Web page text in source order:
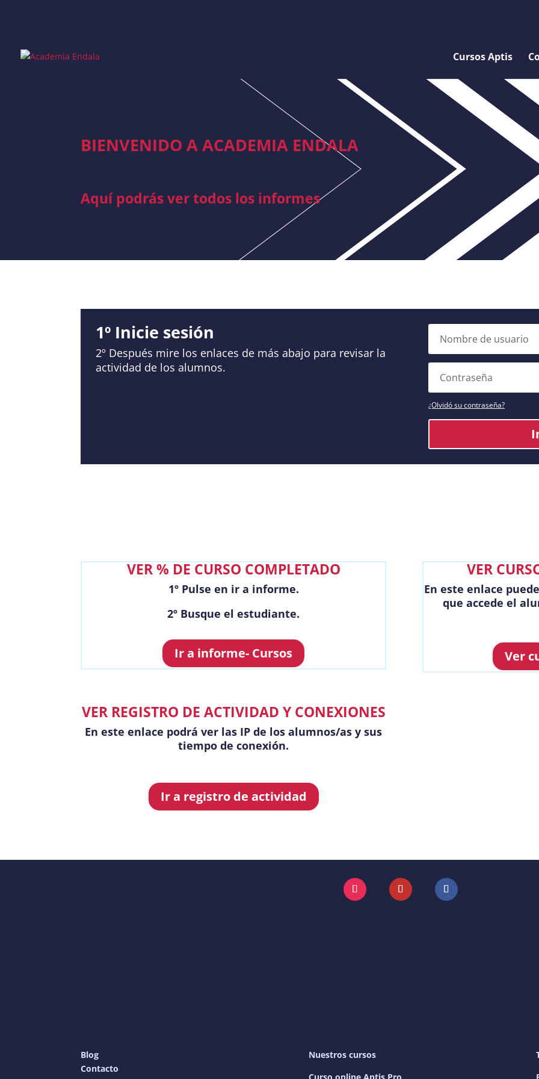
Cursos Aptis
BIENVENIDO A ACADEMIA ENDALA
Aquí podrás ver todos los informes
1º Inicie sesión
2º Después mire los enlaces de más abajo para revisar la
actividad de los alumnos.
¿Olvidó su contraseña?
VER % DE CURSO COMPLETADO
1º Pulse en ir a informe.
2º Busque el estudiante.
Ir a informe- Cursos
VER
En este enlace
que accede el
Ver
VER REGISTRO DE ACTIVIDAD Y CONEXIONES
En este enlace podrá ver las IP de los alumnos/as y sus
tiempo de conexión.
Ir a registro de actividad
Instagram YouTube Facebook
Blog
Contacto
Nuestros cursos